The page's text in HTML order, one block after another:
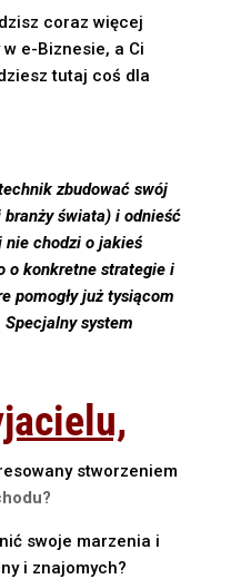
coraz więcej
e-Biznesie, a Ci
tutaj coś dla
zbudować swój
branży świata) i odnieść
nie chodzi o jakieś
o konkretne strategie i
pomogły już tysiącom
Specjalny system
stworzeniem
swoje marzenia i
i znajomych?